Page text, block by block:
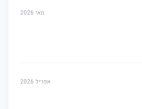
מאי 2026
אפריל 2026